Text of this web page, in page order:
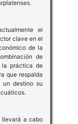
el
clave en el
de la
de
la práctica de
que respalda
un destino su
llevará a cabo